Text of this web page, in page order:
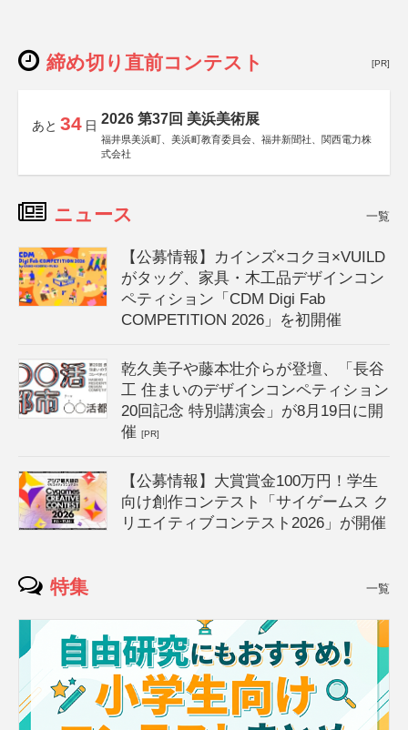
締め切り直前コンテスト [PR]
あと 34 日 2026 第37回 美浜美術展
福井県美浜町、美浜町教育委員会、福井新聞社、関西電力株
式会社
ニュース 一覧
【公募情報】カインズ×コクヨ×VUILD
がタッグ、家具・木工品デザインコン
ペティション「CDM Digi Fab
COMPETITION 2026」を初開催
乾久美子や藤本壮介らが登壇、「長谷
工 住まいのデザインコンペティション
20回記念 特別講演会」が8月19日に開
催[PR]
【公募情報】大賞賞金100万円！学生
向け創作コンテスト「サイゲームス ク
リエイティブコンテスト2026」が開催
特集 一覧